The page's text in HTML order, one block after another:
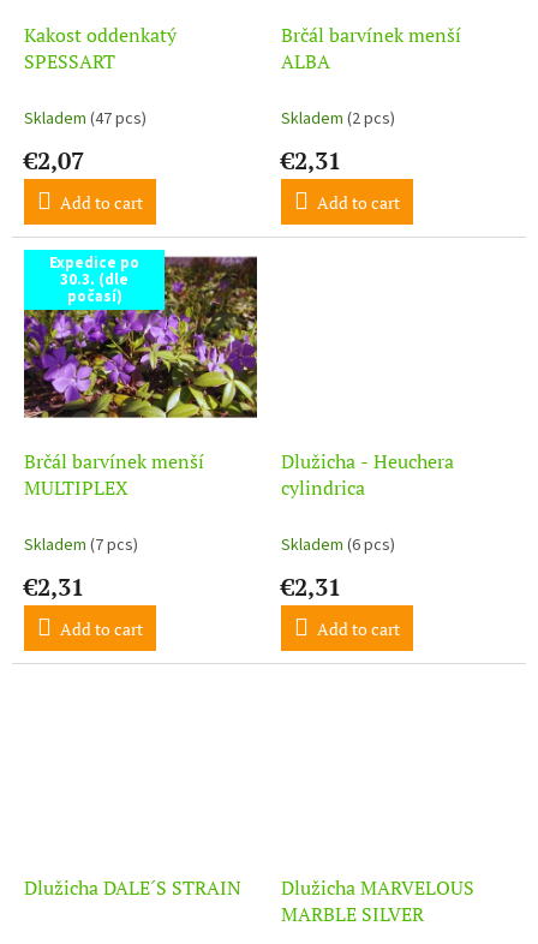
Kakost oddenkatý
SPESSART
Skladem (47 pcs)
€2,07
Add to cart
Brčál barvínek menší
ALBA
Skladem (2 pcs)
€2,31
Add to cart
Expedice po
30.3. (dle
počasí)
Brčál barvínek menší
MULTIPLEX
Skladem (7 pcs)
€2,31
Add to cart
Dlužicha - Heuchera
cylindrica
Skladem (6 pcs)
€2,31
Add to cart
Dlužicha DALE´S STRAIN
Dlužicha MARVELOUS
MARBLE SILVER